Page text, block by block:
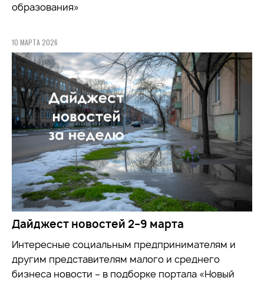
образования»
10 МАРТА 2026
Дайджест новостей 2–9 марта
Интересные социальным предпринимателям и
другим представителям малого и среднего
бизнеса новости – в подборке портала «Новый